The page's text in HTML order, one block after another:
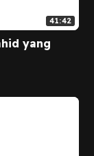
41:42
yang